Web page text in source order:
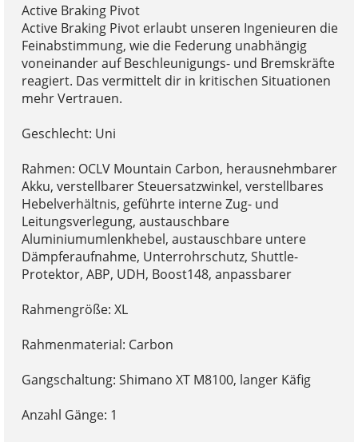
Active Braking Pivot
Active Braking Pivot erlaubt unseren Ingenieuren die
Feinabstimmung, wie die Federung unabhängig
voneinander auf Beschleunigungs- und Bremskräfte
reagiert. Das vermittelt dir in kritischen Situationen
mehr Vertrauen.
Geschlecht: Uni
Rahmen: OCLV Mountain Carbon, herausnehmbarer
Akku, verstellbarer Steuersatzwinkel, verstellbares
Hebelverhältnis, geführte interne Zug- und
Leitungsverlegung, austauschbare
Aluminiumumlenkhebel, austauschbare untere
Dämpferaufnahme, Unterrohrschutz, Shuttle-
Protektor, ABP, UDH, Boost148, anpassbarer
Rahmengröße: XL
Rahmenmaterial: Carbon
Gangschaltung: Shimano XT M8100, langer Käfig
Anzahl Gänge: 1